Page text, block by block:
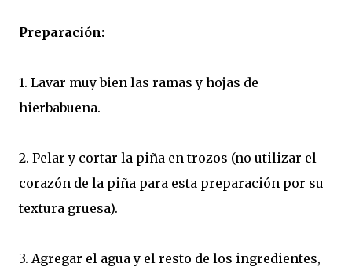
Preparación:
1. Lavar muy bien las ramas y hojas de
hierbabuena.
2. Pelar y cortar la piña en trozos (no utilizar el
corazón de la piña para esta preparación por su
textura gruesa).
3. Agregar el agua y el resto de los ingredientes,